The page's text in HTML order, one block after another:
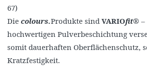
67)
Die colours.Produkte sind VARIOfit® –
hochwertigen Pulverbeschichtung
somit dauerhaften Oberflächenschutz,
Kratzfestigkeit.